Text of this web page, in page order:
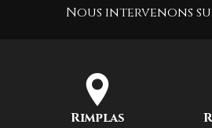
Nous intervenons
Rimplas